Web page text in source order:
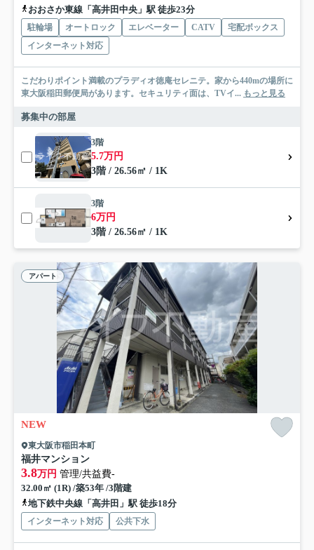
おおさか東線「高井田中央」駅 徒歩23分
駐輪場 オートロック エレベーター CATV
宅配ボックス
インターネット対応
こだわりポイント満載のプラディオ徳庵セレニテ。家から440mの場所に
東大阪稲田郵便局があります。セキュリティ面は、TVイ... もっと見る
募集中の部屋
3階
5.7万円
3階 / 26.56㎡ / 1K
3階
6万円
3階 / 26.56㎡ / 1K
アパート
NEW
東大阪市稲田本町
福井マンション
3.8万円 管理/共益費-
32.00㎡ (1R) /築53年 /3階建
地下鉄中央線「高井田」駅 徒歩18分
インターネット対応 公共下水